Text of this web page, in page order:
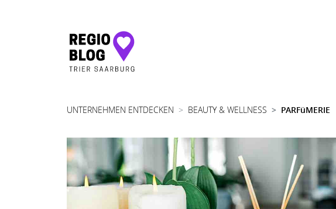
Hauptnavigation
UNTERNEHMEN ENTDECKEN BEAUTY & WELLNESS PARFüMERIE